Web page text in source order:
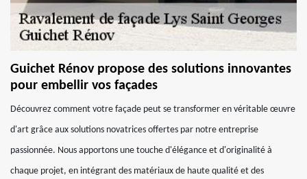
Guichet Rénov propose des solutions innovantes
pour embellir vos façades
Découvrez comment votre façade peut se transformer en véritable œuvre
d'art grâce aux solutions novatrices offertes par notre entreprise
passionnée. Nous apportons une touche d'élégance et d'originalité à
chaque projet, en intégrant des matériaux de haute qualité et des